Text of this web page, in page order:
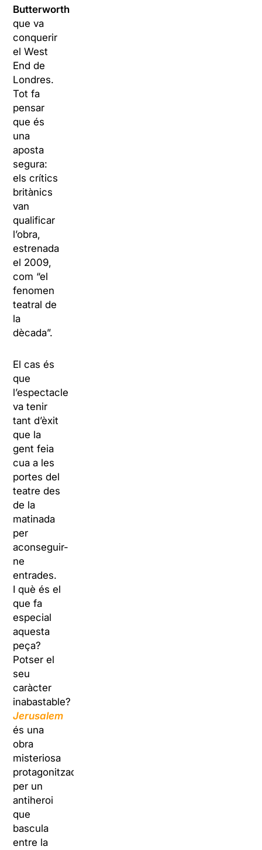
Butterworth
que va
conquerir
el West
End de
Londres.
Tot fa
pensar
que és
una
aposta
segura:
els crítics
britànics
van
qualificar
l’obra,
estrenada
el 2009,
com “el
fenomen
teatral de
la
dècada”.
El cas és
que
l’espectacle
va tenir
tant d’èxit
que la
gent feia
cua a les
portes del
teatre des
de la
matinada
per
aconseguir-
ne
entrades.
I què és el
que fa
especial
aquesta
peça?
Potser el
seu
caràcter
inabastable?
Jerusalem
és una
obra
misteriosa
protagonitzada
per un
antiheroi
que
bascula
entre la